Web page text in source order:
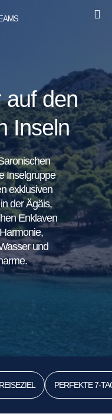
auf den
Inseln
Inselgruppe
exklusiven
der Ägäis,
Enklaven
und
PERFEKTE 7-